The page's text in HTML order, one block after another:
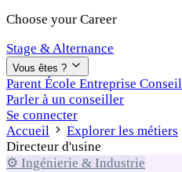
Choose your Career
Stage & Alternance
Vous êtes ?
Parent École Entreprise
Parler à un conseiller
Se connecter
Accueil
Explorer les métiers
Directeur d'usine
⚙️ Ingénierie & Industrie